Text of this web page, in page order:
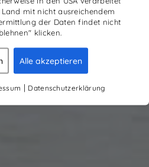
mit nicht ausreichendem
der Daten findet nicht
klicken.
Alle akzeptieren
| Datenschutzerklärung